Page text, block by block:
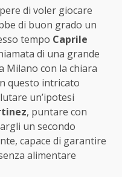
di voler giocare
di buon grado un
tempo Caprile
di una grande
Milano con la chiara
questo intricato
un’ipotesi
, puntare con
un secondo
capace di garantire
alimentare